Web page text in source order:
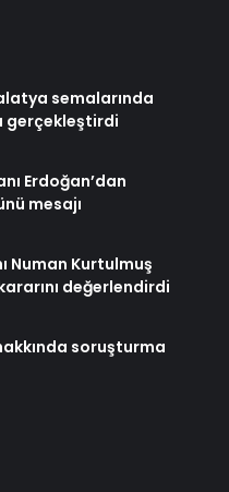
semalarında
gerçekleştirdi
Erdoğan’dan
mesajı
Numan Kurtulmuş
kararını değerlendirdi
soruşturma